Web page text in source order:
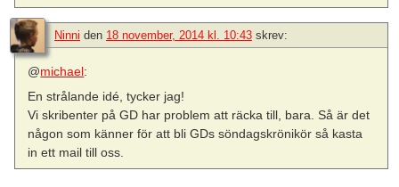
Ninni den 18 november, 2014 kl. 10:43 skrev:
@michael:
En strålande idé, tycker jag!
Vi skribenter på GD har problem att räcka till, bara. Så är det
någon som känner för att bli GDs söndagskrönikör så kasta
in ett mail till oss.